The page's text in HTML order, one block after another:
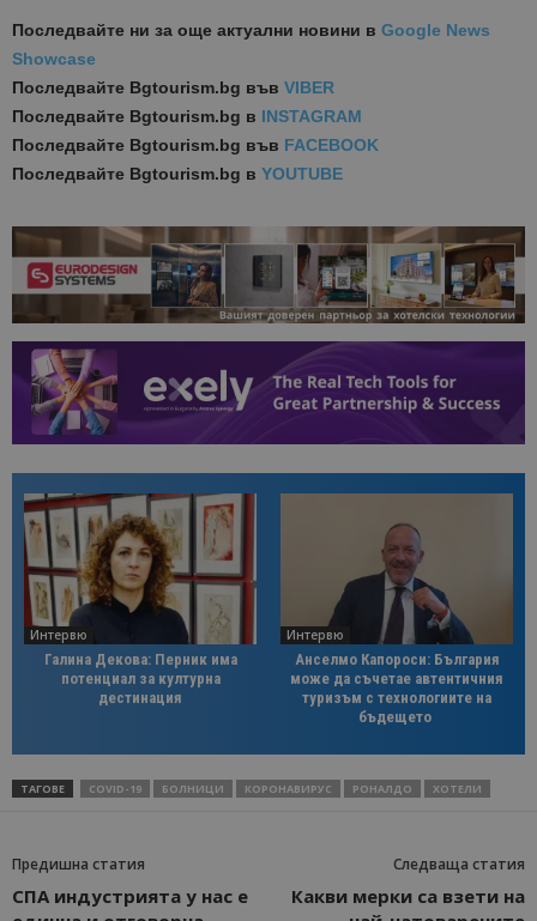
Последвайте ни за още актуални новини в Google News
Showcase
Последвайте Bgtourism.bg във VIBER
Последвайте Bgtourism.bg в INSTAGRAM
Последвайте Bgtourism.bg във FACEBOOK
Последвайте Bgtourism.bg в YOUTUBE
Интервю
Галина Декова: Перник има
потенциал за културна
дестинация
Интервю
Анселмо Капороси: България
може да съчетае автентичния
туризъм с технологиите на
бъдещето
ТАГОВЕ COVID-19 БОЛНИЦИ КОРОНАВИРУС РОНАЛДО ХОТЕЛИ
Предишна статия
СПА индустрията у нас е
Следваща статия
Какви мерки са взети на